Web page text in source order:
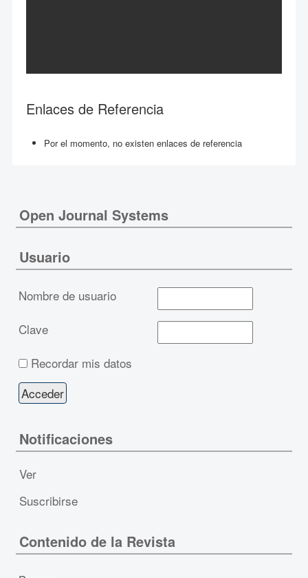
Enlaces de Referencia
Por el momento, no existen enlaces de referencia
Open Journal Systems
Usuario
Nombre de usuario
Clave
Recordar mis datos
Notificaciones
Ver
Suscribirse
Contenido de la Revista